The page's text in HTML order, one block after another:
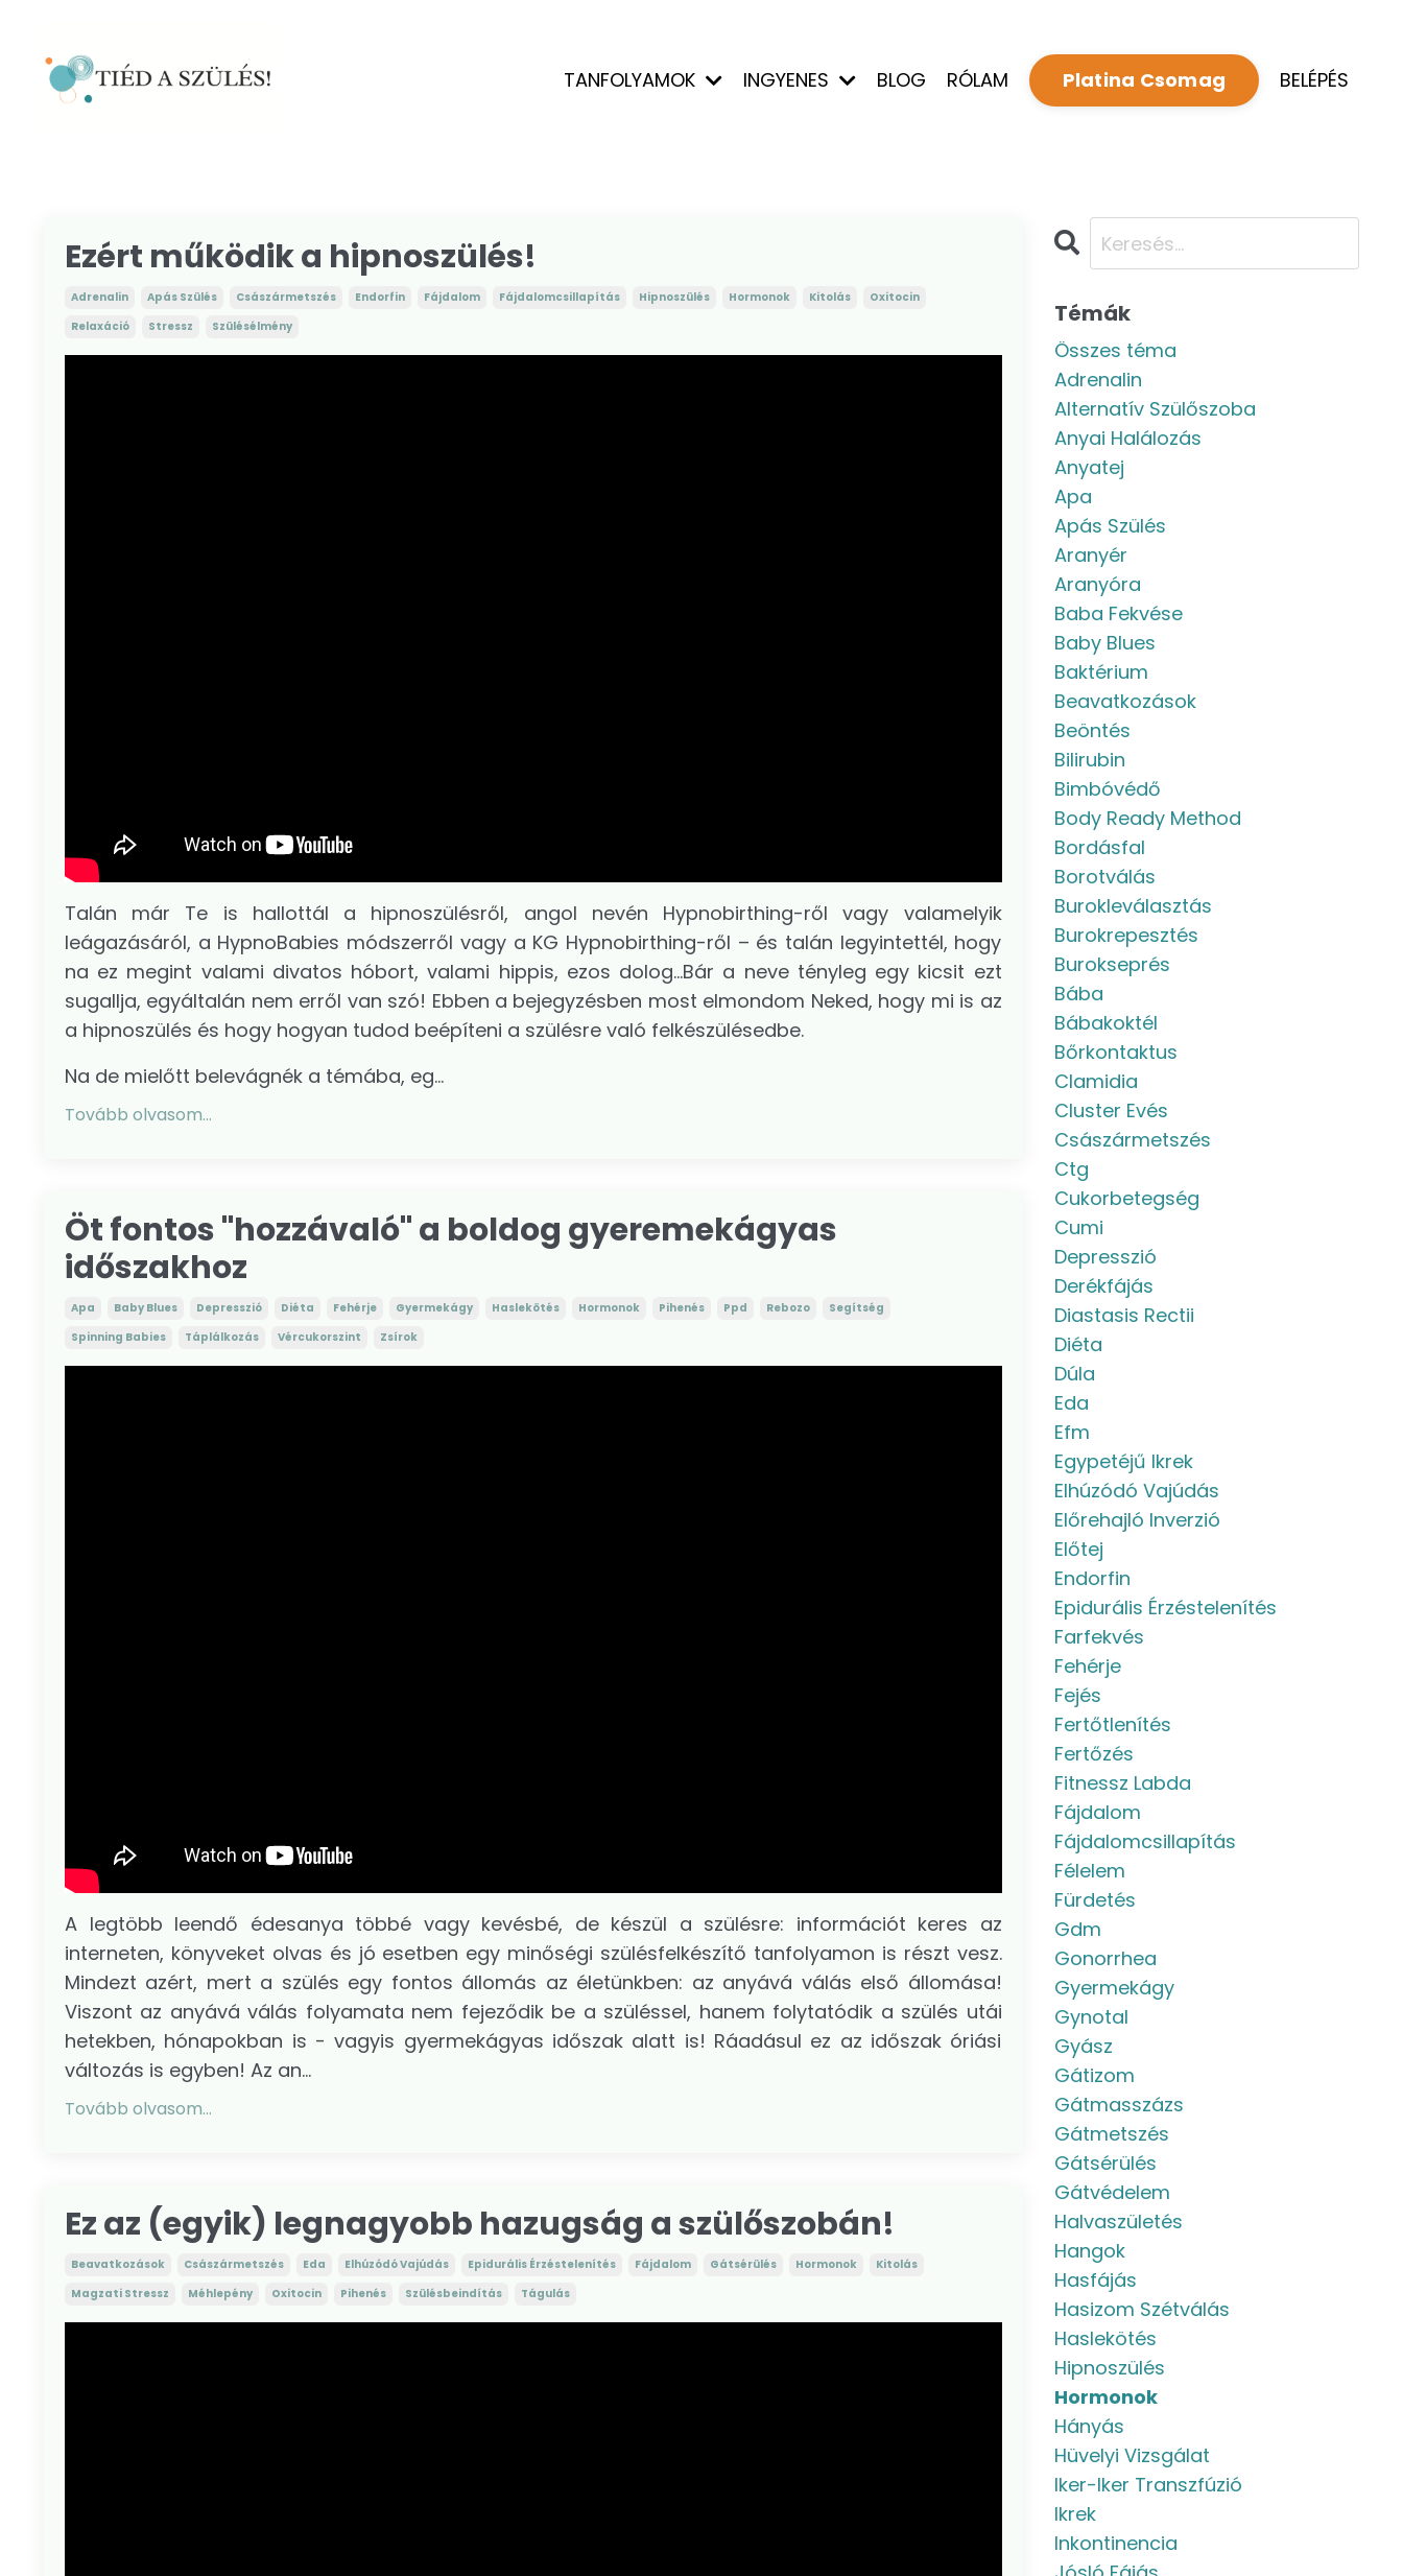
TANFOLYAMOK INGYENES BLOG RÓLAM Platina Csomag BELÉPÉS
Ezért működik a hipnoszülés!
Adrenalin Apás Szülés Császármetszés Endorfin Fájdalom Fájdalomcsillapítás Hipnoszülés Hormonok Kitolás
Oxitocin
Relaxáció
Stressz Szülésélmény
Talán már Te is hallottál a hipnoszülésről, angol nevén Hypnobirthing-ről vagy valamelyik
leágazásáról, a HypnoBabies módszerről vagy a KG Hypnobirthing-ről – és talán legyintettél, hogy
na ez megint valami divatos hóbort, valami hippis, ezos dolog...Bár a neve tényleg egy kicsit ezt
sugallja, egyáltalán nem erről van szó! Ebben a bejegyzésben most elmondom Neked, hogy mi is az
a hipnoszülés és hogy hogyan tudod beépíteni a szülésre való felkészülésedbe.
Na de mielőtt belevágnék a témába, eg...
Tovább olvasom...
Öt fontos "hozzávaló" a boldog gyeremekágyas
időszakhoz
Apa Baby Blues Depresszió Diéta Fehérje Gyermekágy Haslekötés Hormonok Pihenés Ppd Rebozo
Segítség
Spinning Babies
Táplálkozás Vércukorszint Zsírok
A legtöbb leendő édesanya többé vagy kevésbé, de készül a szülésre: információt keres az
interneten, könyveket olvas és jó esetben egy minőségi szülésfelkészítő tanfolyamon is részt vesz.
Mindezt azért, mert a szülés egy fontos állomás az életünkben: az anyává válás első állomása!
Viszont az anyává válás folyamata nem fejeződik be a szüléssel, hanem folytatódik a szülés utái
hetekben, hónapokban is - vagyis gyermekágyas időszak alatt is! Ráadásul ez az időszak óriási
változás is egyben! Az an...
Tovább olvasom...
Ez az (egyik) legnagyobb hazugság a szülőszobán!
Beavatkozások Császármetszés Eda Elhúzódó Vajúdás Epidurális Érzéstelenítés Fájdalom Gátsérülés Hormonok
Kitolás
Magzati Stressz
Méhlepény Oxitocin Pihenés Szülésbeindítás Tágulás
Témák
Összes téma
Adrenalin
Alternatív Szülőszoba
Anyai Halálozás
Anyatej
Apa
Apás Szülés
Aranyér
Aranyóra
Baba Fekvése
Baby Blues
Baktérium
Beavatkozások
Beöntés
Bilirubin
Bimbóvédő
Body Ready Method
Bordásfal
Borotválás
Burokleválasztás
Burokrepesztés
Burokseprés
Bába
Bábakoktél
Bőrkontaktus
Clamidia
Cluster Evés
Császármetszés
Ctg
Cukorbetegség
Cumi
Depresszió
Derékfájás
Diastasis Rectii
Diéta
Dúla
Eda
Efm
Egypetéjű Ikrek
Elhúzódó Vajúdás
Előrehajló Inverzió
Előtej
Endorfin
Epidurális Érzéstelenítés
Farfekvés
Fehérje
Fejés
Fertőtlenítés
Fertőzés
Fitnessz Labda
Fájdalom
Fájdalomcsillapítás
Félelem
Fürdetés
Gdm
Gonorrhea
Gyermekágy
Gynotal
Gyász
Gátizom
Gátmasszázs
Gátmetszés
Gátsérülés
Gátvédelem
Halvaszületés
Hangok
Hasfájás
Hasizom Szétválás
Haslekötés
Hipnoszülés
Hormonok
Hányás
Hüvelyi Vizsgálat
Iker-Iker Transzfúzió
Ikrek
Inkontinencia